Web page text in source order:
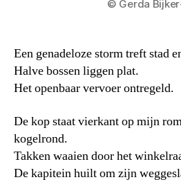
© Gerda
Een genadeloze storm treft stad
Halve bossen liggen plat.
Het openbaar vervoer ontregeld.
De kop staat vierkant op mijn
kogelrond.
Takken waaien door het
De kapitein huilt om zijn